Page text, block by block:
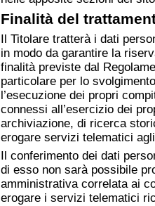
Finalità del
Il Titolare tratterà i dati
in modo da garantire la
finalità previste dal
particolare per lo
l’esecuzione dei propri
connessi all’esercizio dei
archiviazione, di ricerca
erogare servizi telematici
Il conferimento dei dati
di esso non sarà possibile
amministrativa correlata ai
erogare i servizi telematici